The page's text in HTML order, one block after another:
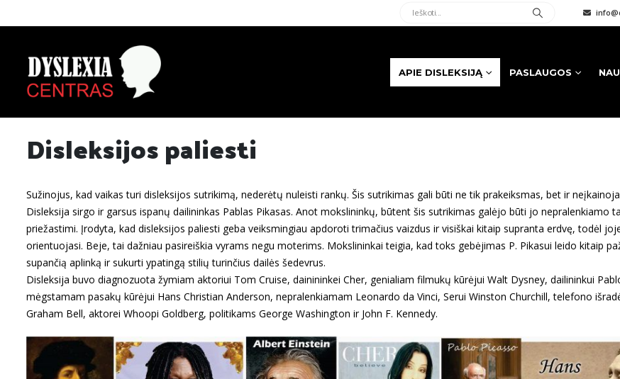
APIE DISLEKSIJĄ PASLAUGOS
Disleksijos paliesti
Sužinojus, kad vaikas turi disleksijos sutrikimą, nederėtų nuleisti rankų. Šis sutrikimas gali būti ne tik prakeiksmas, bet ir
Disleksija sirgo ir garsus ispanų dailininkas Pablas Pikasas. Anot mokslininkų, būtent šis sutrikimas galėjo būti jo nepralenkiamo
priežastimi. Įrodyta, kad disleksijos paliesti geba veiksmingiau apdoroti trimačius vaizdus ir visiškai kitaip supranta erdvę, todėl
orientuojasi. Beje, tai dažniau pasireiškia vyrams negu moterims. Mokslininkai teigia, kad toks gebėjimas P. Pikasui leido kitaip
supančią aplinką ir sukurti ypatingą stilių turinčius dailės šedevrus.
Disleksija buvo diagnozuota žymiam aktoriui Tom Cruise, dainininkei Cher, genialiam filmukų kūrėjui Walt Dysney, dailininkui
mėgstamam pasakų kūrėjui Hans Christian Anderson, nepralenkiamam Leonardo da Vinci, Serui Winston Churchill, telefono
Graham Bell, aktorei Whoopi Goldberg, politikams George Washington ir John F. Kennedy.